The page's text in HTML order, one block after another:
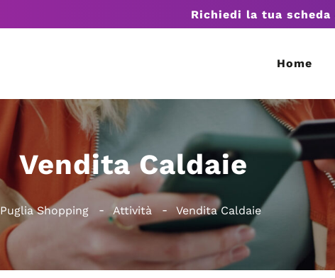
Richiedi la tua
Home
Vendita Caldaie
Puglia Shopping Attività Vendita Caldaie